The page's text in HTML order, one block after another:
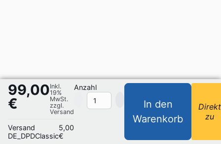
99,00
€
Inkl.
19%
MwSt.
zzgl.
Versand
Versand
DE_DPDClassic
5,00
€
Anzahl
In den
Warenkorb
Direkt
zu